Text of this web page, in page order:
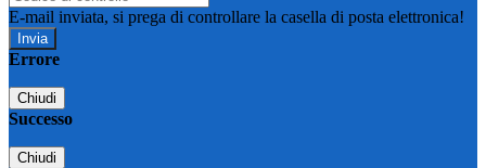
E-mail inviata, si prega di controllare la casella di posta elettronica!
Errore
Chiudi
Successo
Chiudi